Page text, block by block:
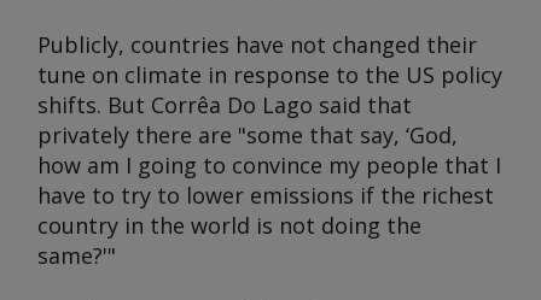
Publicly, countries have not changed their
tune on climate in response to the US policy
shifts. But Corrêa Do Lago said that
privately there are "some that say, ‘God,
how am I going to convince my people that I
have to try to lower emissions if the richest
country in the world is not doing the
same?'"